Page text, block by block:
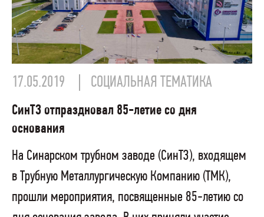
17.05.2019 СОЦИАЛЬНАЯ ТЕМАТИКА
СинТЗ отпраздновал 85-летие со дня
основания
На Синарском трубном заводе (СинТЗ), входящем
в Трубную Металлургическую Компанию (ТМК),
прошли мероприятия, посвященные 85-летию со